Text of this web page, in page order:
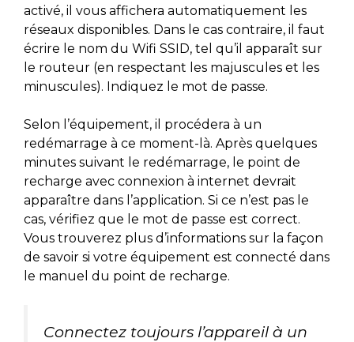
activé, il vous affichera automatiquement les
réseaux disponibles. Dans le cas contraire, il faut
écrire le nom du Wifi SSID, tel qu’il apparaît sur
le routeur (en respectant les majuscules et les
minuscules). Indiquez le mot de passe.
Selon l’équipement, il procédera à un
redémarrage à ce moment-là. Après quelques
minutes suivant le redémarrage, le point de
recharge avec connexion à internet devrait
apparaître dans l’application. Si ce n’est pas le
cas, vérifiez que le mot de passe est correct.
Vous trouverez plus d’informations sur la façon
de savoir si votre équipement est connecté dans
le manuel du point de recharge.
Connectez toujours l’appareil à un